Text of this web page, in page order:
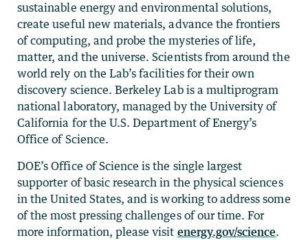
sustainable energy and environmental solutions,
create useful new materials, advance the frontiers
of computing, and probe the mysteries of life,
matter, and the universe. Scientists from around the
world rely on the Lab’s facilities for their own
discovery science. Berkeley Lab is a multiprogram
national laboratory, managed by the University of
California for the U.S. Department of Energy’s
Office of Science.
DOE’s Office of Science is the single largest
supporter of basic research in the physical sciences
in the United States, and is working to address some
of the most pressing challenges of our time. For
more information, please visit energy.gov/science.